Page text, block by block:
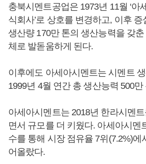
충북시멘트공업은 1973년 11월 ‘아
식회사’로 상호를 변경하고, 이후
생산량 170만 톤의 생산능력을 갖
체로 발돋움하게 된다.
이후에도 아세아시멘트는 시멘트
1999년 4월 연간 총 생산능력 500
아세아시멘트는 2018년 한라시멘
면서 규모를 더 키웠다. 아세아시멘
수를 통해 시장 점유율 7위(7.2%)에
어올랐다.